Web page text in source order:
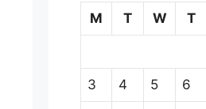
M
T W T
3 4 5 6